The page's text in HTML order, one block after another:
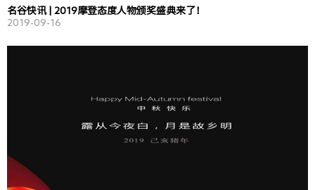
名谷快讯 | 2019摩登态度人物颁奖盛典来了！
2019-09-16